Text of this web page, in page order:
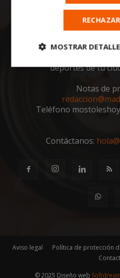
mostoleshoy.com.
deportes de tu
Notas de
Teléfono
Contáctanos:
Aviso legal Política de protección
© 2025 Diseño web
MOSTRAR
Cookies
necesarias
Cookies no
Cookies de